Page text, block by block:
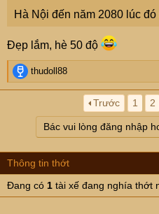
Hà Nội đến năm 2080 lúc
Đẹp lắm, hè 50 độ
R
e
s
thudoll88
Trước 1 2
Bác vui lòng đăng nhập
Thông tin thớt
Đang có 1 tài xế đang nghía thớt